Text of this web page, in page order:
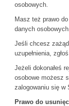
osobowych.
Masz też prawo
danych
Jeśli chcesz
uzupełnienia,
Jeżeli dokonałeś
osobowe możesz
zalogowaniu się w
Prawo do